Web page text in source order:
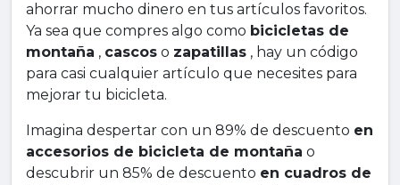
ahorrar mucho dinero en tus artículos favoritos.
Ya sea que compres algo como bicicletas de
montaña , cascos o zapatillas , hay un código
para casi cualquier artículo que necesites para
mejorar tu bicicleta.
Imagina despertar con un 89% de descuento en
accesorios de bicicleta de montaña o
descubrir un 85% de descuento en cuadros de